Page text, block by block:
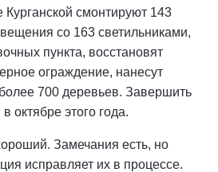
Курганской смонтируют 143
со 163 светильниками,
пункта, восстановят
ограждение, нанесут
700 деревьев. Завершить
октябре этого года.
Замечания есть, но
исправляет их в процессе.